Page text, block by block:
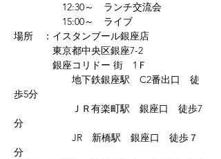
12:30～　ランチ交流会
15:00～　ライブ
場所　：イスタンブール銀座店
東京都中央区銀座7-2
銀座コリドー 街　1Ｆ
地下鉄銀座駅　C2番出口　徒
歩5分
ＪＲ有楽町駅　銀座口　徒歩7
分
JR　新橋駅　銀座口　徒歩７
分